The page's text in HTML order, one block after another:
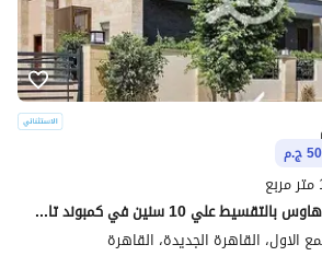
للبيع اخر كورنر فيلا تاون هاوس بالتقسيط علي 10 سنين في كمبوند تاج سيتي For sale: Last corner townhouse in Taj City compound
الاول، القاهرة الجديدة، القاهرة